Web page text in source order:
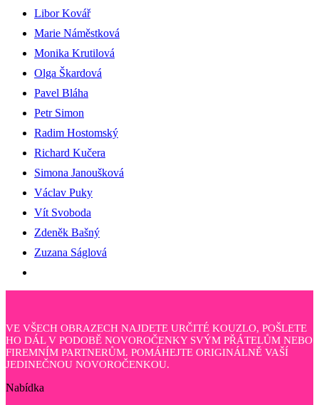
Libor Kovář
Marie Náměstková
Monika Krutilová
Olga Škardová
Pavel Bláha
Petr Simon
Radim Hostomský
Richard Kučera
Simona Janoušková
Václav Puky
Vít Svoboda
Zdeněk Bašný
Zuzana Ságlová
VE VŠECH OBRAZECH NAJDETE URČITÉ KOUZLO, POŠLETE
HO DÁL V PODOBĚ NOVOROČENKY SVÝM PŘÁTELŮM NEBO
FIREMNÍM PARTNERŮM. POMÁHEJTE ORIGINÁLNĚ VAŠÍ
JEDINEČNOU NOVOROČENKOU.
Nabídka